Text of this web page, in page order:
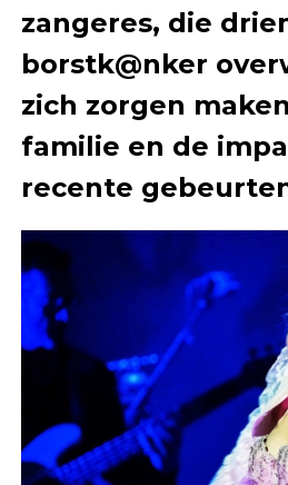
zangeres, die
borstk@nker
zich zorgen
familie en de
recente